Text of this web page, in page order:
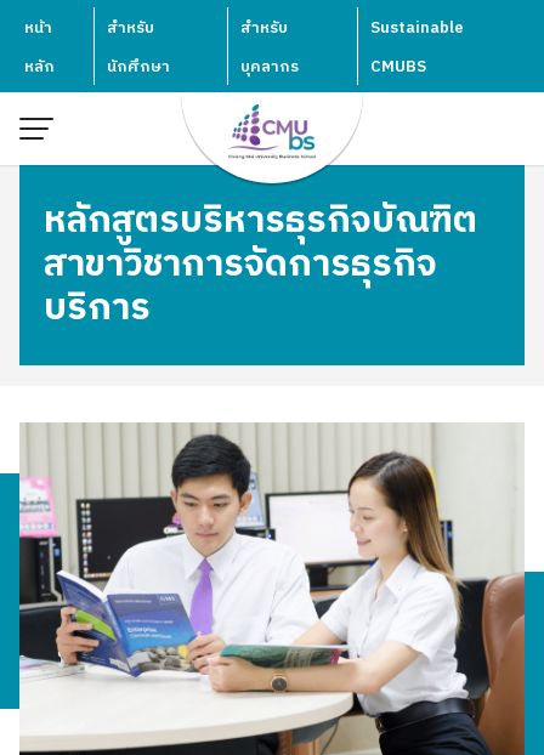
Skip
content
หน้า
หลัก
สำหรับ
นักศึกษา
สำหรับ
บุคลากร
Sustainable
CMUBS
หลักสูตรบริหารธุรกิจบัณฑิต
สาขาวิชาการจัดการธุรกิจ
บริการ